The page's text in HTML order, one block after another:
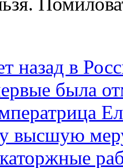
назад в
была
высшую